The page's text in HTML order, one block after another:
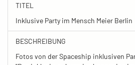
TITEL
Inklusive Party im Mensch Meier Berlin
BESCHREIBUNG
Fotos von der Spaceship inklusiven